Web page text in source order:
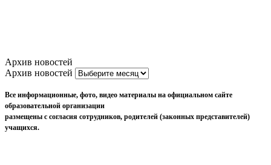
Архив новостей
Архив новостей
Все информационные, фото, видео материалы на официальном сайте
образовательной организации
размещены с согласия сотрудников, родителей (законных представителей)
учащихся.